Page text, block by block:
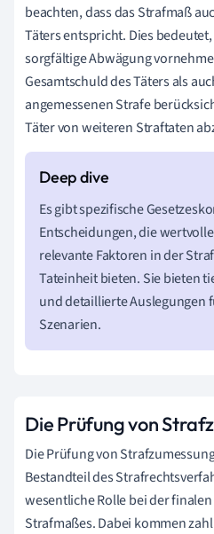
beachten, dass das Strafmaß
Täters entspricht. Dies
sorgfältige Abwägung
Gesamtschuld des Täters als
angemessenen Strafe
Täter von weiteren Straftaten
Es gibt spezifische
Entscheidungen, die
relevante Faktoren in der
Tateinheit bieten. Sie bieten
und detaillierte Auslegungen
Szenarien.
Die Prüfung von
Die Prüfung von
Bestandteil des
wesentliche Rolle bei der
Strafmaßes. Dabei kommen